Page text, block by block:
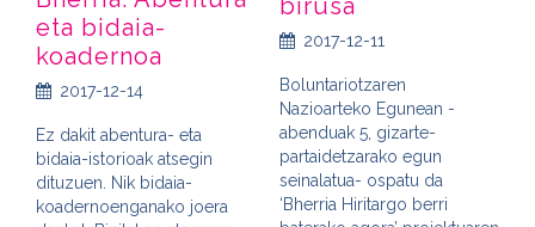
eta bidaia-
koadernoa
2017-12-14
Ez dakit abentura- eta
bidaia-istorioak atsegin
dituzuen. Nik bidaia-
koadernoenganako joera
birusa
2017-12-11
Boluntariotzaren
Nazioarteko Egunean -
abenduak 5, gizarte-
partaidetzarako egun
seinalatua- ospatu da
‘Bherria Hiritargo berri